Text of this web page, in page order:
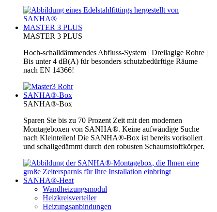
MASTER 3 PLUS
MASTER 3 PLUS
Hoch-schalldämmendes Abfluss-System | Dreilagige Rohre |
Bis unter 4 dB(A) für besonders schutzbedürftige Räume
nach EN 14366!
SANHA®-Box
SANHA®-Box
Sparen Sie bis zu 70 Prozent Zeit mit den modernen
Montageboxen von SANHA®. Keine aufwändige Suche
nach Kleinteilen! Die SANHA®-Box ist bereits vorisoliert
und schallgedämmt durch den robusten Schaumstoffkörper.
SANHA®-Heat
Wandheizungsmodul
Heizkreisverteiler
Heizungsanbindungen